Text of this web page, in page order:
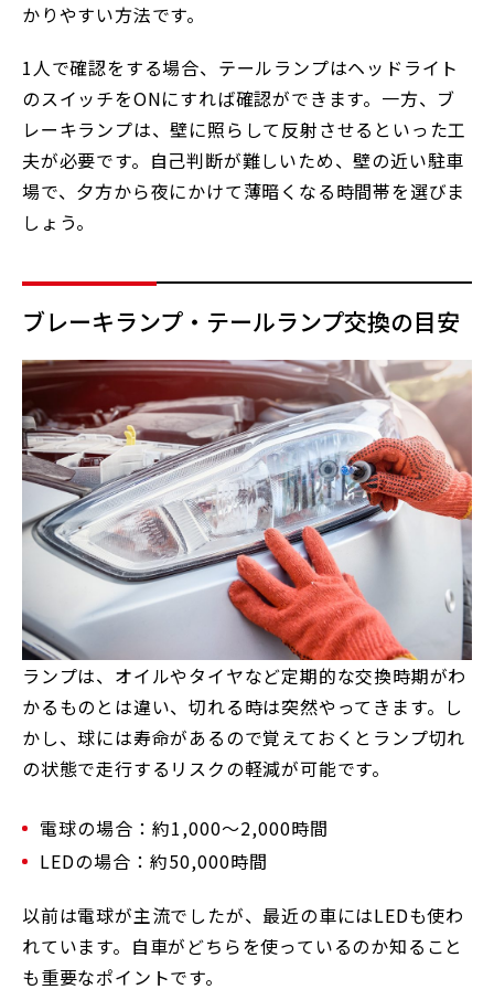
かりやすい方法です。
1人で確認をする場合、テールランプはヘッドライト
のスイッチをONにすれば確認ができます。一方、ブ
レーキランプは、壁に照らして反射させるといった工
夫が必要です。自己判断が難しいため、壁の近い駐車
場で、夕方から夜にかけて薄暗くなる時間帯を選びま
しょう。
ブレーキランプ・テールランプ交換の目安
ランプは、オイルやタイヤなど定期的な交換時期がわ
かるものとは違い、切れる時は突然やってきます。し
かし、球には寿命があるので覚えておくとランプ切れ
の状態で走行するリスクの軽減が可能です。
電球の場合：約1,000～2,000時間
LEDの場合：約50,000時間
以前は電球が主流でしたが、最近の車にはLEDも使わ
れています。自車がどちらを使っているのか知ること
も重要なポイントです。